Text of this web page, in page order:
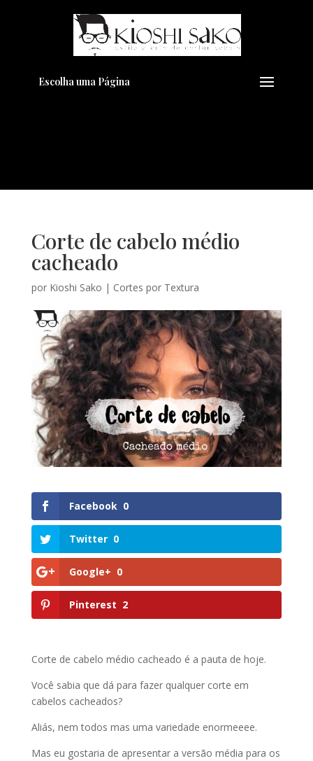
Escolha uma Página
Corte de cabelo médio
cacheado
por Kioshi Sako | Cortes por Textura
Facebook 0
Twitter 0
Google+ 0
Pinterest 2
Corte de cabelo médio cacheado é a pauta de hoje.
Você sabia que dá para fazer qualquer corte em
cabelos cacheados?
Aliás, nem todos mas uma variedade enormeeee.
Mas eu gostaria de apresentar a versão média para os
Pensando em transformar seu
Visual??